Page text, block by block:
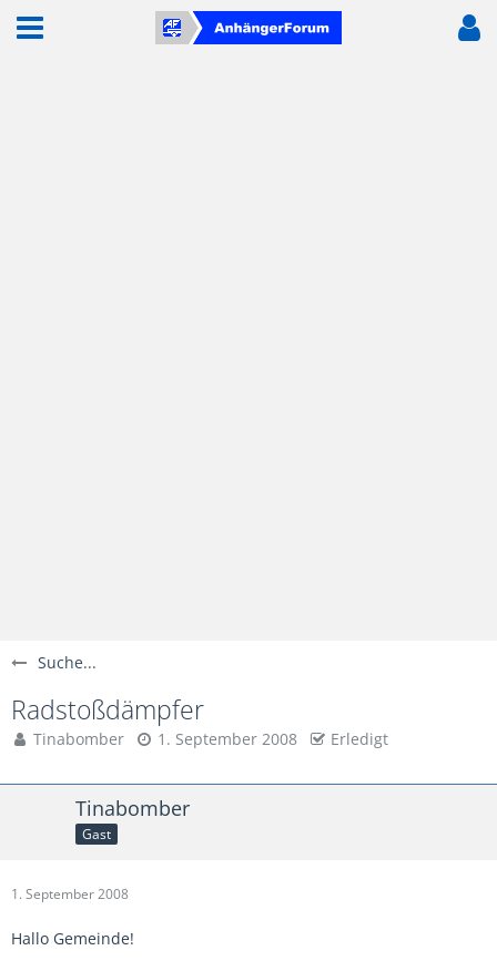
Suche...
Radstoßdämpfer
Tinabomber 1. September 2008 Erledigt
Tinabomber
Gast
1. September 2008
Hallo Gemeinde!